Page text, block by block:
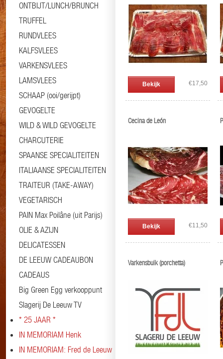
ONTBIJT/LUNCH/BRUNCH
TRUFFEL
RUNDVLEES
KALFSVLEES
VARKENSVLEES
LAMSVLEES
SCHAAP (ooi/gerijpt)
GEVOGELTE
WILD & WILD GEVOGELTE
CHARCUTERIE
SPAANSE SPECIALITEITEN
ITALIAANSE SPECIALITEITEN
TRAITEUR (TAKE-AWAY)
VEGETARISCH
PAIN Max Poilâne (uit Parijs)
OLIE & AZIJN
DELICATESSEN
DE LEEUW CADEAUBON
CADEAUS
Big Green Egg verkooppunt
Slagerij De Leeuw TV
* 25 JAAR *
IN MEMORIAM Henk
IN MEMORIAM: Fred de Leeuw
Bekijk €17,50
Cecina de León
Bekijk €11,50
Varkensbuik (porchetta)